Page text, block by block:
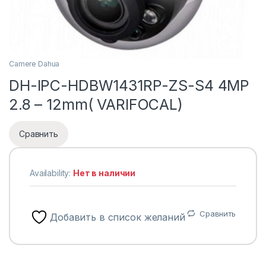
Camere Dahua
DH-IPC-HDBW1431RP-ZS-S4 4MP
2.8 – 12mm( VARIFOCAL)
Сравнить
Availability: Нет в наличии
Добавить в список желаний Сравнить